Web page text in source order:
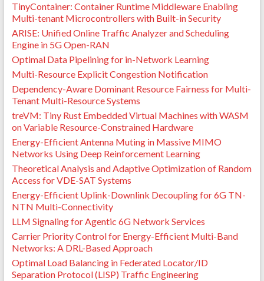
TinyContainer: Container Runtime Middleware Enabling
Multi-tenant Microcontrollers with Built-in Security
ARISE: Unified Online Traffic Analyzer and Scheduling
Engine in 5G Open-RAN
Optimal Data Pipelining for in-Network Learning
Multi-Resource Explicit Congestion Notification
Dependency-Aware Dominant Resource Fairness for Multi-
Tenant Multi-Resource Systems
treVM: Tiny Rust Embedded Virtual Machines with WASM
on Variable Resource-Constrained Hardware
Energy-Efficient Antenna Muting in Massive MIMO
Networks Using Deep Reinforcement Learning
Theoretical Analysis and Adaptive Optimization of Random
Access for VDE-SAT Systems
Energy-Efficient Uplink-Downlink Decoupling for 6G TN-
NTN Multi-Connectivity
LLM Signaling for Agentic 6G Network Services
Carrier Priority Control for Energy-Efficient Multi-Band
Networks: A DRL-Based Approach
Optimal Load Balancing in Federated Locator/ID
Separation Protocol (LISP) Traffic Engineering